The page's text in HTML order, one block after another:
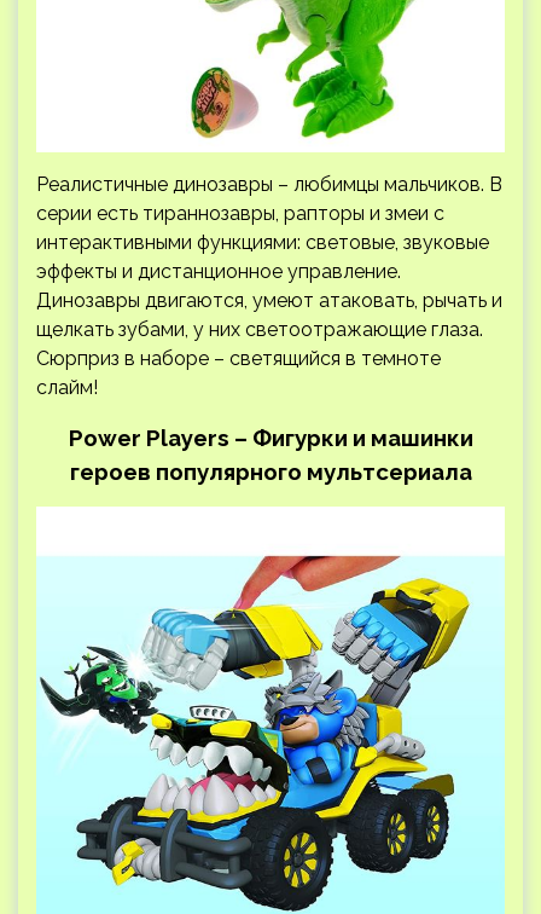
Реалистичные динозавры – любимцы мальчиков. В
серии есть тираннозавры, рапторы и змеи с
интерактивными функциями: световые, звуковые
эффекты и дистанционное управление.
Динозавры двигаются, умеют атаковать, рычать и
щелкать зубами, у них светоотражающие глаза.
Сюрприз в наборе – светящийся в темноте
слайм!
Power Players – Фигурки и машинки
героев популярного мультсериала